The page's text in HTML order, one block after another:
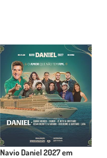
Navio Daniel 2027 em